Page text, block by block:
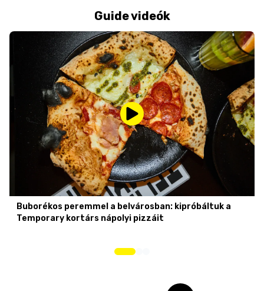
Guide videók
Buborékos peremmel a belvárosban: kipróbáltuk a
Temporary kortárs nápolyi pizzáit